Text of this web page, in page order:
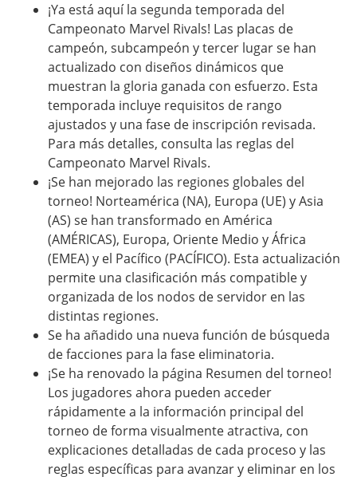
¡Ya está aquí la segunda temporada del
Campeonato Marvel Rivals! Las placas de
campeón, subcampeón y tercer lugar se han
actualizado con diseños dinámicos que
muestran la gloria ganada con esfuerzo. Esta
temporada incluye requisitos de rango
ajustados y una fase de inscripción revisada.
Para más detalles, consulta las reglas del
Campeonato Marvel Rivals.
¡Se han mejorado las regiones globales del
torneo! Norteamérica (NA), Europa (UE) y Asia
(AS) se han transformado en América
(AMÉRICAS), Europa, Oriente Medio y África
(EMEA) y el Pacífico (PACÍFICO). Esta actualización
permite una clasificación más compatible y
organizada de los nodos de servidor en las
distintas regiones.
Se ha añadido una nueva función de búsqueda
de facciones para la fase eliminatoria.
¡Se ha renovado la página Resumen del torneo!
Los jugadores ahora pueden acceder
rápidamente a la información principal del
torneo de forma visualmente atractiva, con
explicaciones detalladas de cada proceso y las
reglas específicas para avanzar y eliminar en los